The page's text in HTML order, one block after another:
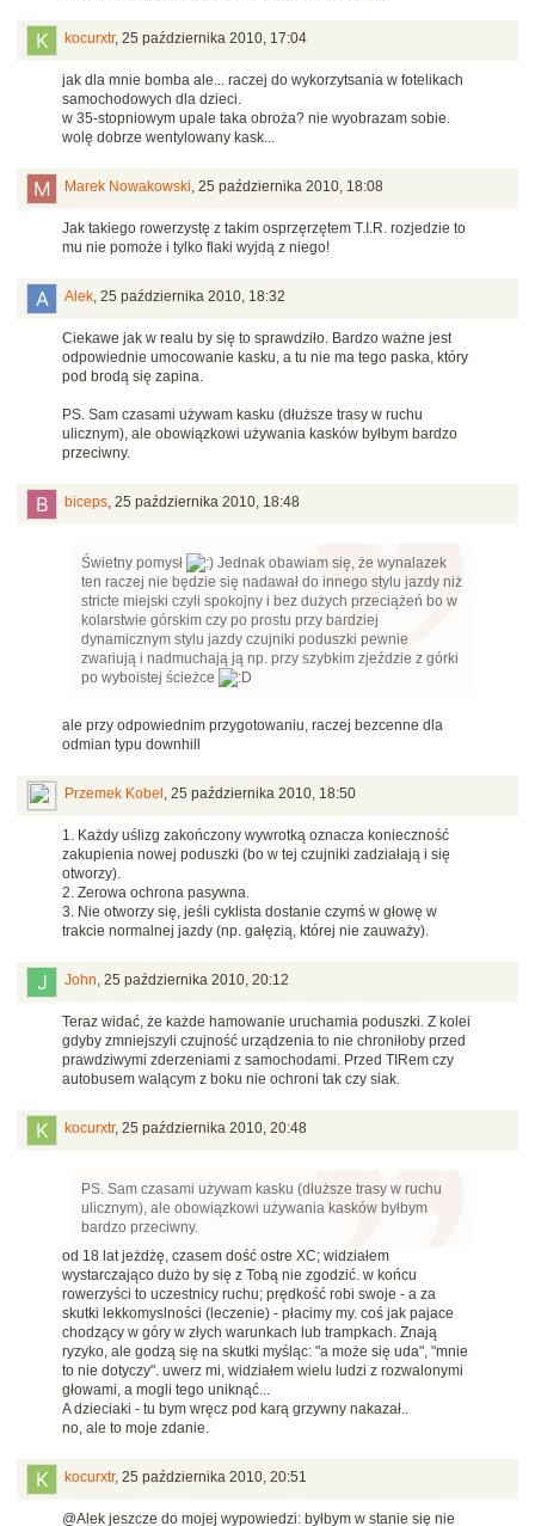
kocurxtr, 25 października 2010, 17:04
jak dla mnie bomba ale... raczej do wykorzytsania w fotelikach
samochodowych dla dzieci.
w 35-stopniowym upale taka obroża? nie wyobrazam sobie.
wolę dobrze wentylowany kask...
Marek Nowakowski, 25 października 2010, 18:08
Jak takiego rowerzystę z takim osprzęrzętem T.I.R. rozjedzie to
mu nie pomoże i tylko flaki wyjdą z niego!
Alek, 25 października 2010, 18:32
Ciekawe jak w realu by się to sprawdziło. Bardzo ważne jest
odpowiednie umocowanie kasku, a tu nie ma tego paska, który
pod brodą się zapina.
PS. Sam czasami używam kasku (dłuższe trasy w ruchu
ulicznym), ale obowiązkowi używania kasków byłbym bardzo
przeciwny.
biceps, 25 października 2010, 18:48
Świetny pomysł
Jednak obawiam się, że wynalazek
ten raczej nie będzie się nadawał do innego stylu jazdy niż
stricte miejski czyli spokojny i bez dużych przeciążeń bo w
kolarstwie górskim czy po prostu przy bardziej
dynamicznym stylu jazdy czujniki poduszki pewnie
zwariują i nadmuchają ją np. przy szybkim zjeździe z górki
po wyboistej ścieżce
ale przy odpowiednim przygotowaniu, raczej bezcenne dla
odmian typu downhill
Przemek Kobel , 25 października 2010, 18:50
1. Każdy uślizg zakończony wywrotką oznacza konieczność
zakupienia nowej poduszki (bo w tej czujniki zadziałają i się
otworzy).
2. Zerowa ochrona pasywna.
3. Nie otworzy się, jeśli cyklista dostanie czymś w głowę w
trakcie normalnej jazdy (np. gałęzią, której nie zauważy).
John, 25 października 2010, 20:12
Teraz widać, że każde hamowanie uruchamia poduszki. Z kolei
gdyby zmniejszyli czujność urządzenia to nie chroniłoby przed
prawdziwymi zderzeniami z samochodami. Przed TIRem czy
autobusem walącym z boku nie ochroni tak czy siak.
kocurxtr, 25 października 2010, 20:48
PS. Sam czasami używam kasku (dłuższe trasy w ruchu
ulicznym), ale obowiązkowi używania kasków byłbym
bardzo przeciwny.
od 18 lat jeżdżę, czasem dość ostre XC; widziałem
wystarczająco dużo by się z Tobą nie zgodzić. w końcu
rowerzyści to uczestnicy ruchu; prędkość robi swoje - a za
skutki lekkomyslności (leczenie) - płacimy my. coś jak pajace
chodzący w góry w złych warunkach lub trampkach. Znają
ryzyko, ale godzą się na skutki myśląc: "a może się uda", "mnie
to nie dotyczy". uwerz mi, widziałem wielu ludzi z rozwalonymi
głowami, a mogli tego uniknąć...
A dzieciaki - tu bym wręcz pod karą grzywny nakazał..
no, ale to moje zdanie.
kocurxtr, 25 października 2010, 20:51
@Alek jeszcze do mojej wypowiedzi: byłbym w stanie się nie